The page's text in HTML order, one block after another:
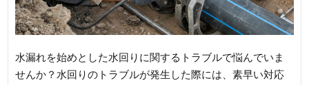
水漏れを始めとした水回りに関するトラブルで悩んでいま
せんか？水回りのトラブルが発生した際には、素早い対応